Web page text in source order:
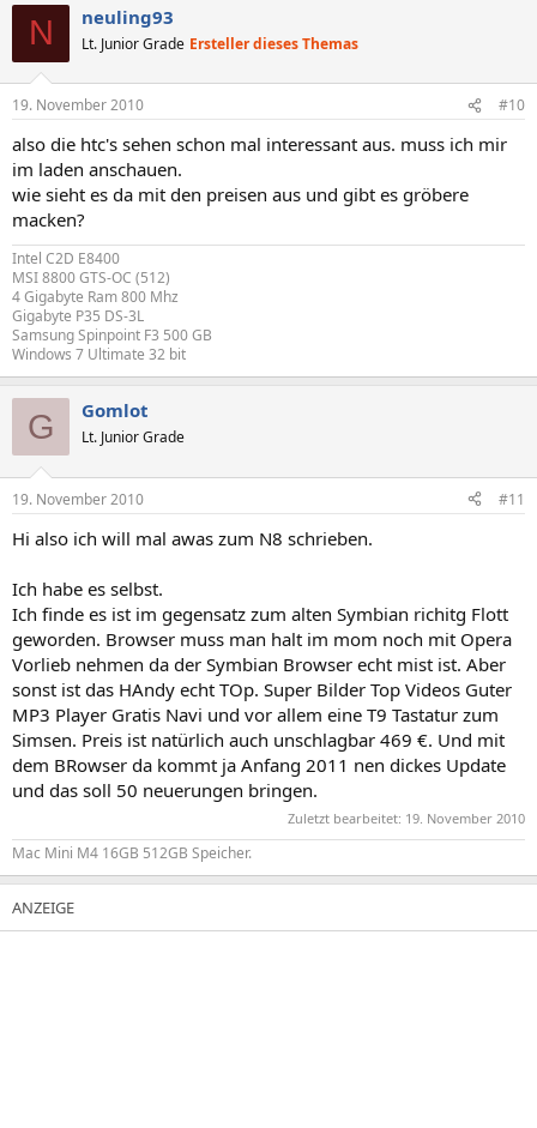
N neuling93
Lt. Junior Grade Ersteller dieses Themas
19. November 2010 #10
also die htc's sehen schon mal interessant aus. muss ich mir
im laden anschauen.
wie sieht es da mit den preisen aus und gibt es gröbere
macken?
Intel C2D E8400
MSI 8800 GTS-OC (512)
4 Gigabyte Ram 800 Mhz
Gigabyte P35 DS-3L
Samsung Spinpoint F3 500 GB
Windows 7 Ultimate 32 bit
G Gomlot
Lt. Junior Grade
19. November 2010 #11
Hi also ich will mal awas zum N8 schrieben.
Ich habe es selbst.
Ich finde es ist im gegensatz zum alten Symbian richitg Flott
geworden. Browser muss man halt im mom noch mit Opera
Vorlieb nehmen da der Symbian Browser echt mist ist. Aber
sonst ist das HAndy echt TOp. Super Bilder Top Videos Guter
MP3 Player Gratis Navi und vor allem eine T9 Tastatur zum
Simsen. Preis ist natürlich auch unschlagbar 469 €. Und mit
dem BRowser da kommt ja Anfang 2011 nen dickes Update
und das soll 50 neuerungen bringen.
Zuletzt bearbeitet: 19. November 2010
Mac Mini M4 16GB 512GB Speicher.